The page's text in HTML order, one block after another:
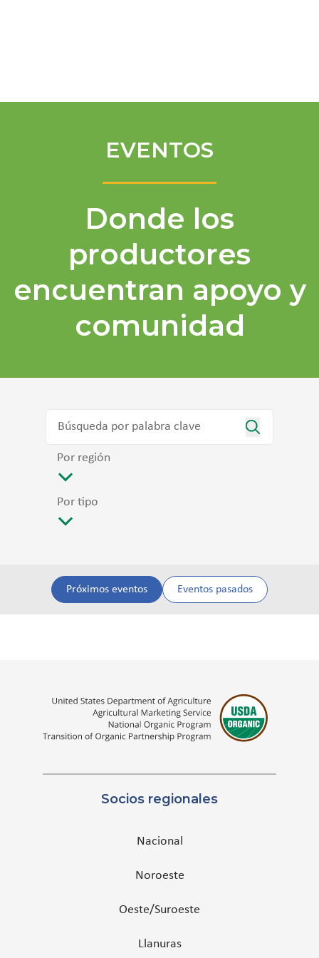
EVENTOS
Donde los
productores
encuentran apoyo y
comunidad
Por región
Por tipo
Próximos eventos Eventos pasados
Socios regionales
Nacional
Noroeste
Oeste/Suroeste
Llanuras